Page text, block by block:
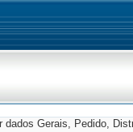
dados Gerais, Pedido,